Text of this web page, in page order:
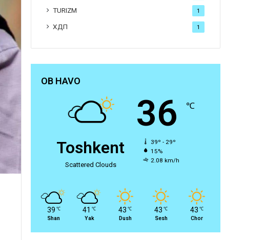
TURIZM 1
ХДП 1
OB HAVO
Toshkent
Scattered Clouds
36 ℃
39º - 29º
15%
2.08 km/h
39 ℃
Shan
41 ℃
Yak
43 ℃
Dush
43 ℃
Sesh
43 ℃
Chor